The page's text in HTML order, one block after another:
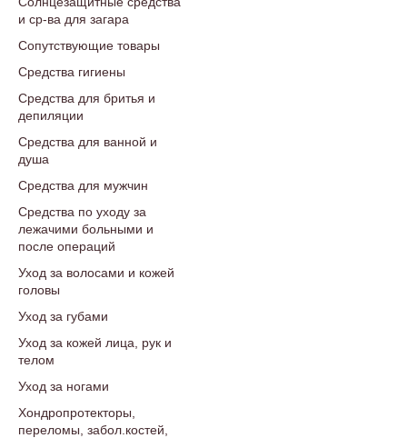
и ср-ва для загара
Сопутствующие товары
Средства гигиены
Средства для бритья и
депиляции
Средства для ванной и
душа
Средства для мужчин
Средства по уходу за
лежачими больными и
после операций
Уход за волосами и кожей
головы
Уход за губами
Уход за кожей лица, рук и
телом
Уход за ногами
Хондропротекторы,
переломы, забол.костей,